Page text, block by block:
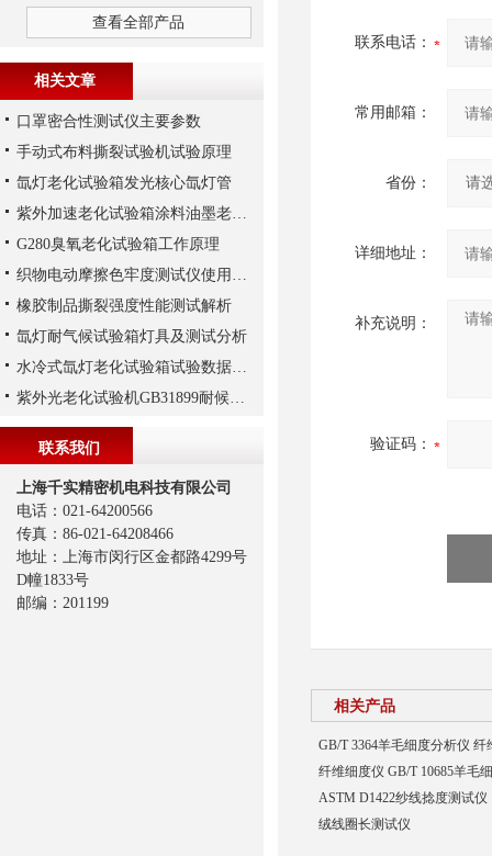
联系电话：
常用邮箱：
省份：
详细地址：
补充说明：
验证码：
相关产品
GB/T 3364羊毛细度分析仪 纤
纤维细度仪 GB/T 10685羊毛
ASTM D1422纱线捻度测试仪
绒线圈长测试仪
查看全部产品
相关文章
口罩密合性测试仪主要参数
手动式布料撕裂试验机试验原理
氙灯老化试验箱发光核心氙灯管
紫外加速老化试验箱涂料油墨老化实验
G280臭氧老化试验箱工作原理
织物电动摩擦色牢度测试仪使用注意事项
橡胶制品撕裂强度性能测试解析
氙灯耐气候试验箱灯具及测试分析
水冷式氙灯老化试验箱试验数据与自然老化数据比较
紫外光老化试验机GB31899耐候性试验解析
联系我们
上海千实精密机电科技有限公司
电话：021-64200566
传真：86-021-64208466
地址：上海市闵行区金都路4299号
D幢1833号
邮编：201199